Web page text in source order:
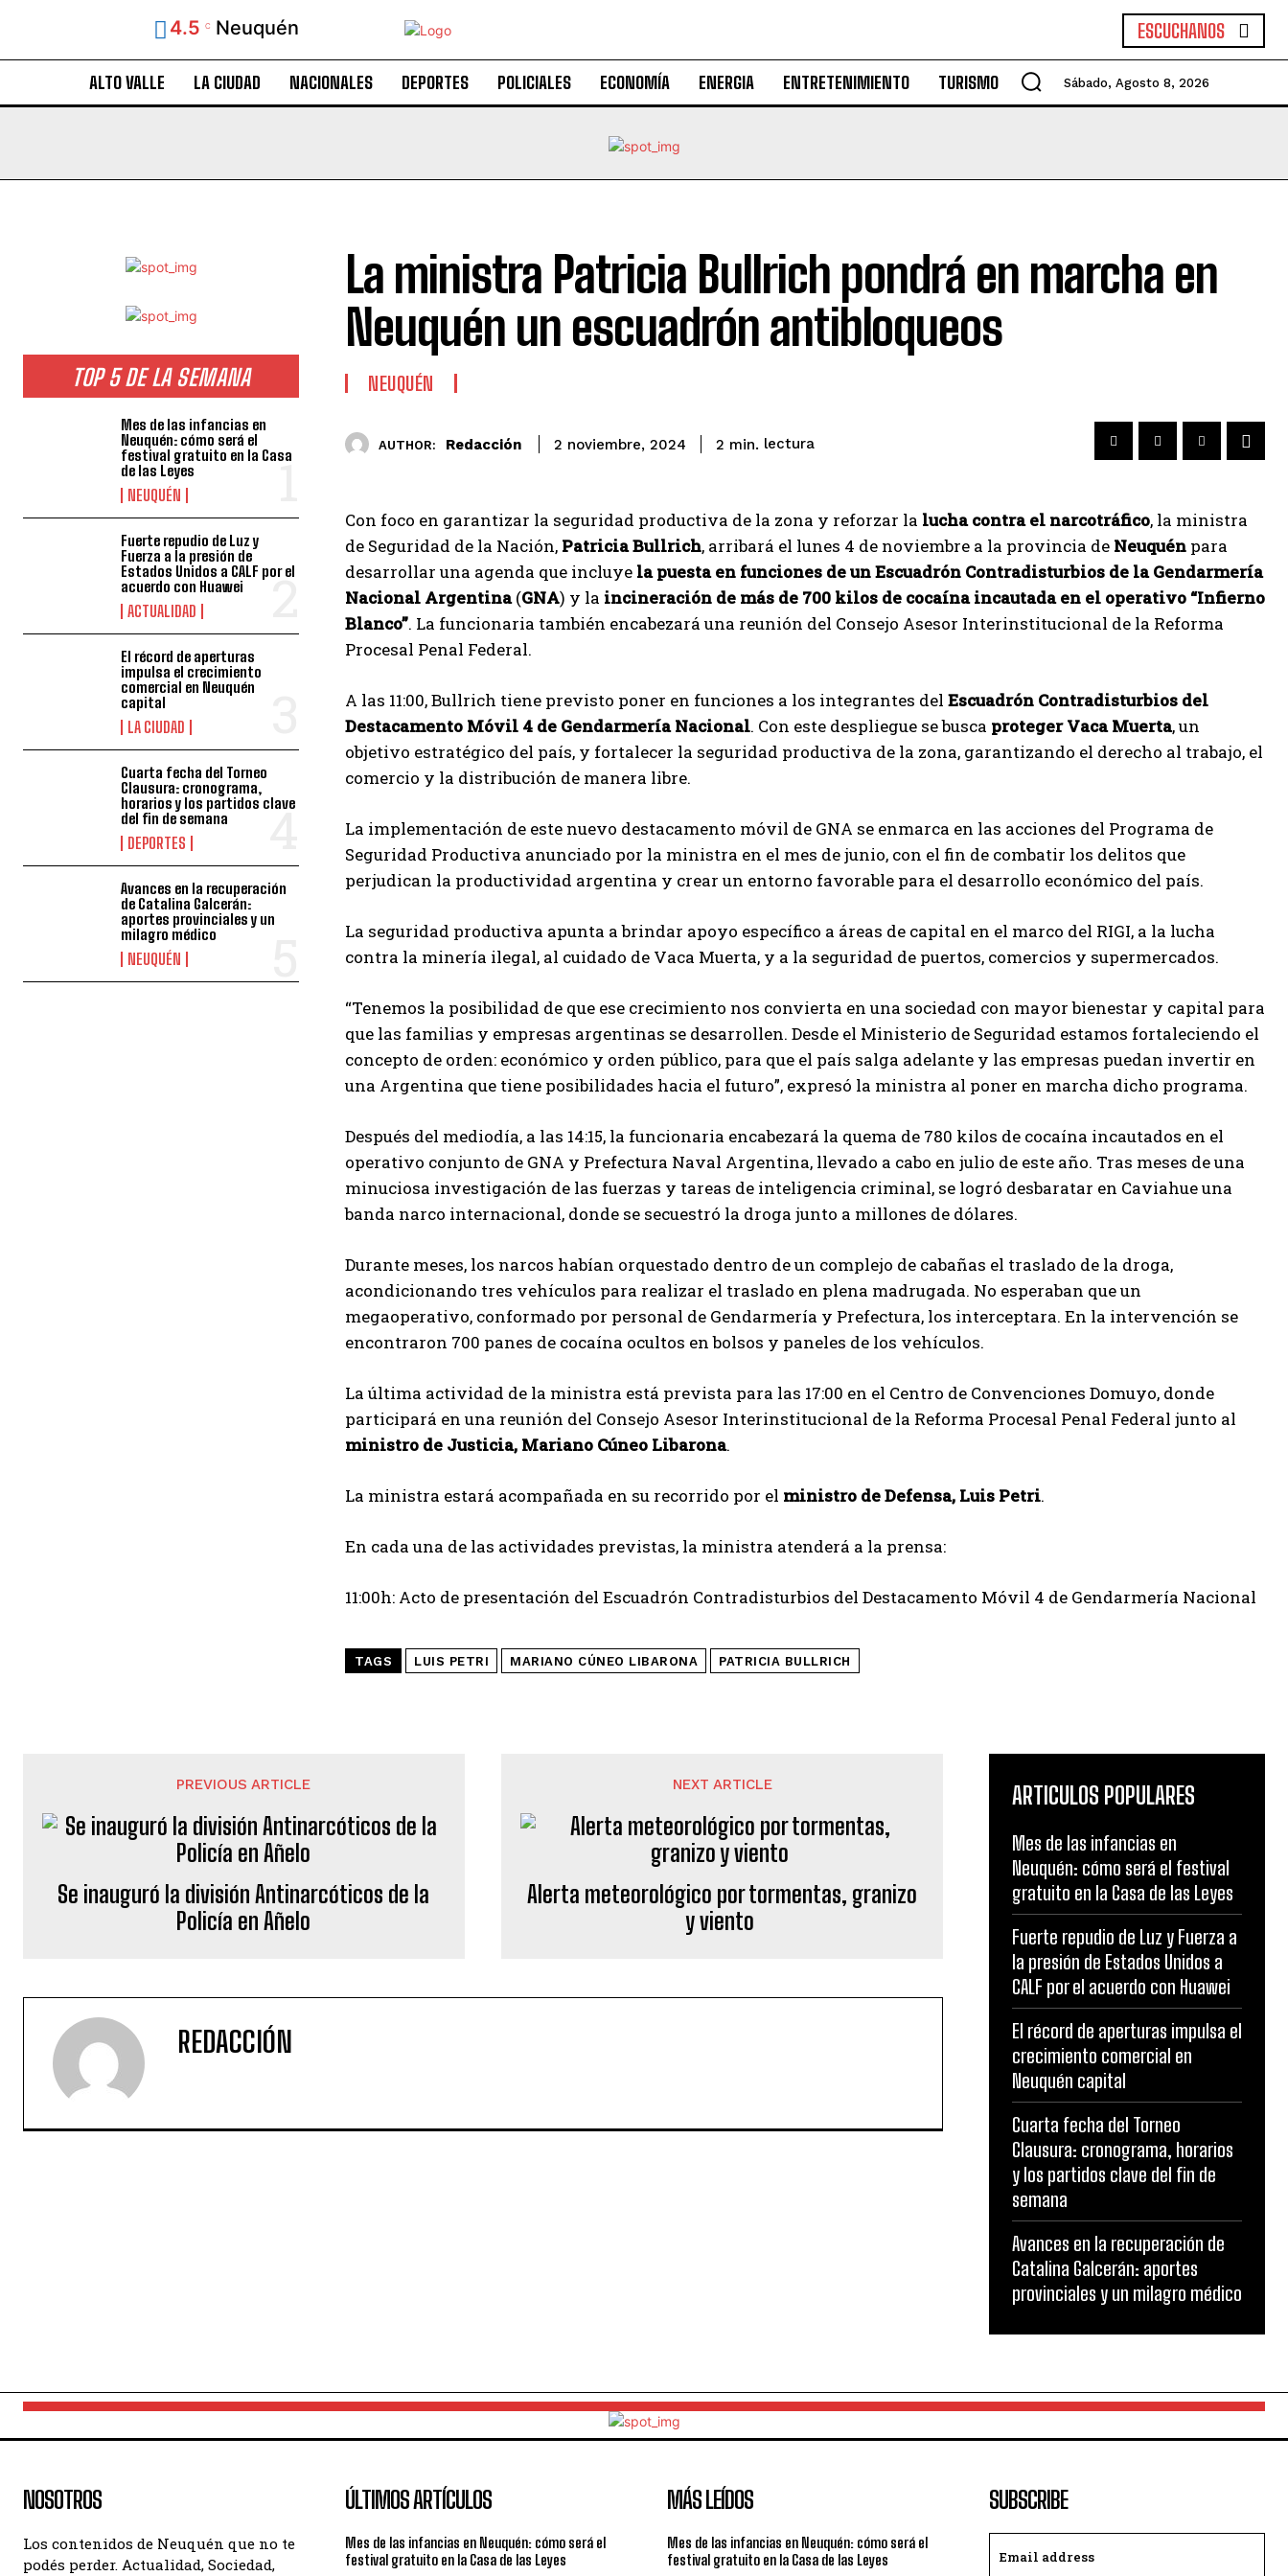
4.5 C Neuquén ESCUCHANOS
ALTO VALLE LA CIUDAD NACIONALES DEPORTES POLICIALES ECONOMÍA ENERGIA ENTRETENIMIENTO TURISMO Sábado, Agosto 8, 2026
TOP 5 DE LA SEMANA
Mes de las infancias en
Neuquén: cómo será el
festival gratuito en la Casa
de las Leyes
NEUQUÉN
Fuerte repudio de Luz y
Fuerza a la presión de
Estados Unidos a CALF por el
acuerdo con Huawei
ACTUALIDAD
El récord de aperturas
impulsa el crecimiento
comercial en Neuquén
capital
LA CIUDAD
Cuarta fecha del Torneo
Clausura: cronograma,
horarios y los partidos clave
del fin de semana
DEPORTES
Avances en la recuperación
de Catalina Galcerán:
aportes provinciales y un
milagro médico
NEUQUÉN
La ministra Patricia Bullrich pondrá en marcha en
Neuquén un escuadrón antibloqueos
NEUQUÉN
AUTHOR: Redacción 2 noviembre, 2024 2 min. lectura
Con foco en garantizar la seguridad productiva de la zona y reforzar la lucha contra el narcotráfico, la ministra
de Seguridad de la Nación, Patricia Bullrich, arribará el lunes 4 de noviembre a la provincia de Neuquén para
desarrollar una agenda que incluye la puesta en funciones de un Escuadrón Contradisturbios de la Gendarmería
Nacional Argentina(GNA) y la incineración de más de 700 kilos de cocaína incautada en el operativo “Infierno
Blanco”. La funcionaria también encabezará una reunión del Consejo Asesor Interinstitucional de la Reforma
Procesal Penal Federal.
A las 11:00, Bullrich tiene previsto poner en funciones a los integrantes del Escuadrón Contradisturbios del
Destacamento Móvil 4 de Gendarmería Nacional. Con este despliegue se busca proteger Vaca Muerta, un
objetivo estratégico del país, y fortalecer la seguridad productiva de la zona, garantizando el derecho al trabajo, el
comercio y la distribución de manera libre.
La implementación de este nuevo destacamento móvil de GNA se enmarca en las acciones del Programa de
Seguridad Productiva anunciado por la ministra en el mes de junio, con el fin de combatir los delitos que
perjudican la productividad argentina y crear un entorno favorable para el desarrollo económico del país.
La seguridad productiva apunta a brindar apoyo específico a áreas de capital en el marco del RIGI, a la lucha
contra la minería ilegal, al cuidado de Vaca Muerta, y a la seguridad de puertos, comercios y supermercados.
“Tenemos la posibilidad de que ese crecimiento nos convierta en una sociedad con mayor bienestar y capital para
que las familias y empresas argentinas se desarrollen. Desde el Ministerio de Seguridad estamos fortaleciendo el
concepto de orden: económico y orden público, para que el país salga adelante y las empresas puedan invertir en
una Argentina que tiene posibilidades hacia el futuro”, expresó la ministra al poner en marcha dicho programa.
Después del mediodía, a las 14:15, la funcionaria encabezará la quema de 780 kilos de cocaína incautados en el
operativo conjunto de GNA y Prefectura Naval Argentina, llevado a cabo en julio de este año. Tras meses de una
minuciosa investigación de las fuerzas y tareas de inteligencia criminal, se logró desbaratar en Caviahue una
banda narco internacional, donde se secuestró la droga junto a millones de dólares.
Durante meses, los narcos habían orquestado dentro de un complejo de cabañas el traslado de la droga,
acondicionando tres vehículos para realizar el traslado en plena madrugada. No esperaban que un
megaoperativo, conformado por personal de Gendarmería y Prefectura, los interceptara. En la intervención se
encontraron 700 panes de cocaína ocultos en bolsos y paneles de los vehículos.
La última actividad de la ministra está prevista para las 17:00 en el Centro de Convenciones Domuyo, donde
participará en una reunión del Consejo Asesor Interinstitucional de la Reforma Procesal Penal Federal junto al
ministro de Justicia, Mariano Cúneo Libarona.
La ministra estará acompañada en su recorrido por el ministro de Defensa, Luis Petri.
En cada una de las actividades previstas, la ministra atenderá a la prensa:
11:00h: Acto de presentación del Escuadrón Contradisturbios del Destacamento Móvil 4 de Gendarmería Nacional
TAGS LUIS PETRI MARIANO CÚNEO LIBARONA PATRICIA BULLRICH
PREVIOUS ARTICLE
Se inauguró la división Antinarcóticos de la
Policía en Añelo
NEXT ARTICLE
Alerta meteorológico por tormentas, granizo
y viento
REDACCIÓN
ARTICULOS POPULARES
Mes de las infancias en
Neuquén: cómo será el festival
gratuito en la Casa de las Leyes
Fuerte repudio de Luz y Fuerza a
la presión de Estados Unidos a
CALF por el acuerdo con Huawei
El récord de aperturas impulsa el
crecimiento comercial en
Neuquén capital
Cuarta fecha del Torneo
Clausura: cronograma, horarios
y los partidos clave del fin de
semana
Avances en la recuperación de
Catalina Galcerán: aportes
provinciales y un milagro médico
NOSOTROS
Los contenidos de Neuquén que no te
podés perder. Actualidad, Sociedad,
ÚLTIMOS ARTÍCULOS
Mes de las infancias en Neuquén: cómo será el
festival gratuito en la Casa de las Leyes
MÁS LEÍDOS
Mes de las infancias en Neuquén: cómo será el
festival gratuito en la Casa de las Leyes
SUBSCRIBE